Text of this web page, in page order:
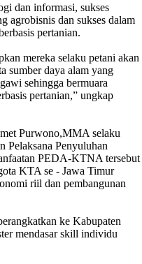
dan informasi, sukses
agrobisnis dan sukses dalam
pertanian.
mereka selaku petani akan
sumber daya alam yang
sehingga bermuara
pertanian,” ungkap
Purwono,MMA selaku
Pelaksana Penyuluhan
PEDA-KTNA tersebut
KTA se - Jawa Timur
riil dan pembangunan
ke Kabupaten
mendasar skill individu